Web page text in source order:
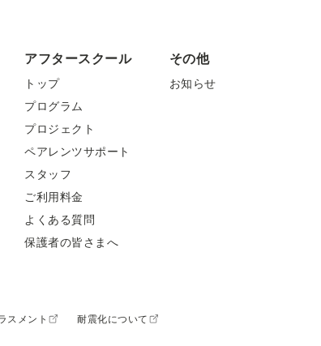
アフタースクール
トップ
プログラム
プロジェクト
ペアレンツサポート
スタッフ
ご利用料金
よくある質問
保護者の皆さまへ
その他
お知らせ
スメント 耐震化について